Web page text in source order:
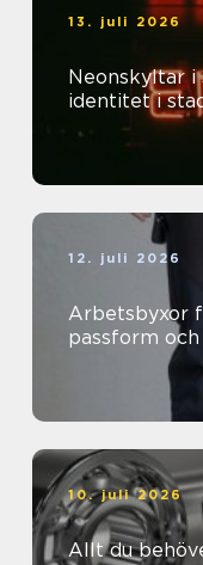
13. juli 2026
Neonskyltar i
identitet i
12. juli 2026
Arbetsbyxor
passform
10. juli 2026
Allt du